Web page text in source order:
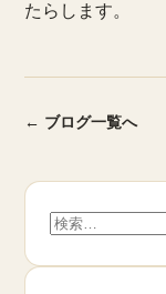
たらします。
← ブログ一覧へ
検